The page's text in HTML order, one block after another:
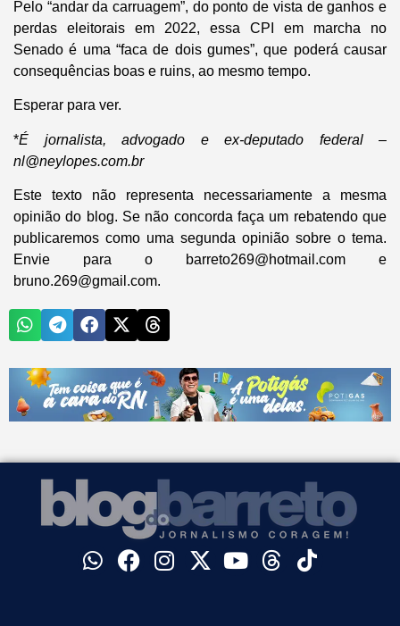
Pelo “andar da carruagem”, do ponto de vista de ganhos e
perdas eleitorais em 2022, essa CPI em marcha no
Senado é uma “faca de dois gumes”, que poderá causar
consequências boas e ruins, ao mesmo tempo.
Esperar para ver.
*É jornalista, advogado e ex-deputado federal–
nl@neylopes.com.br
Este texto não representa necessariamente a mesma
opinião do blog. Se não concorda faça um rebatendo que
publicaremos como uma segunda opinião sobre o tema.
Envie para o barreto269@hotmail.com e
bruno.269@gmail.com.